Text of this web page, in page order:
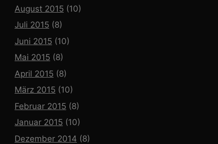
August 2015 (10)
Juli 2015 (8)
Juni 2015 (10)
Mai 2015 (8)
April 2015 (8)
März 2015 (10)
Februar 2015 (8)
Januar 2015 (10)
Dezember 2014 (8)